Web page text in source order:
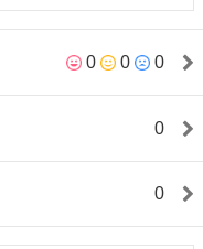
0 0 0
0
0